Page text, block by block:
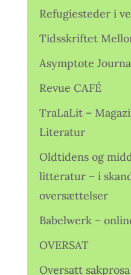
Refugiesteder i
Tidsskriftet
Asymptote
Revue CAFÉ
TraLaLit –
Literatur
Oldtidens og
litteratur – i
oversættelser
Babelwerk –
OVERSAT
Oversatt sakprosa